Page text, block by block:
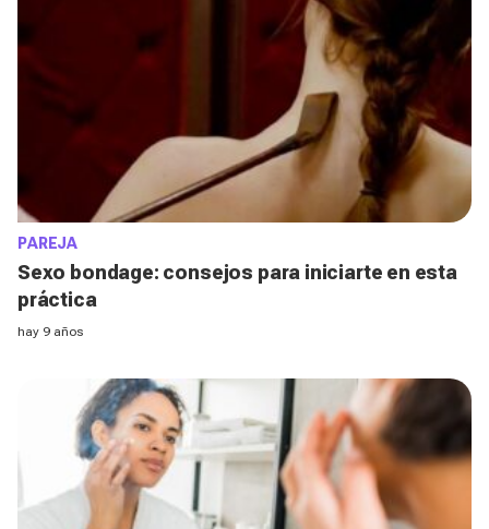
PAREJA
Sexo bondage: consejos para iniciarte en esta
práctica
hay 9 años